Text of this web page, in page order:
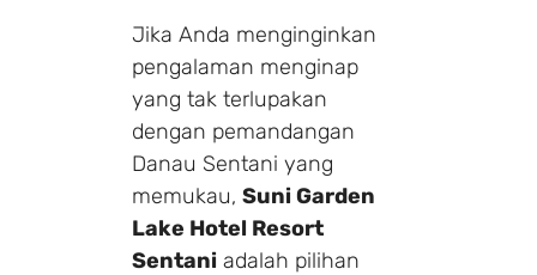
Jika Anda menginginkan
pengalaman menginap
yang tak terlupakan
dengan pemandangan
Danau Sentani yang
memukau, Suni Garden
Lake Hotel Resort
Sentani adalah pilihan